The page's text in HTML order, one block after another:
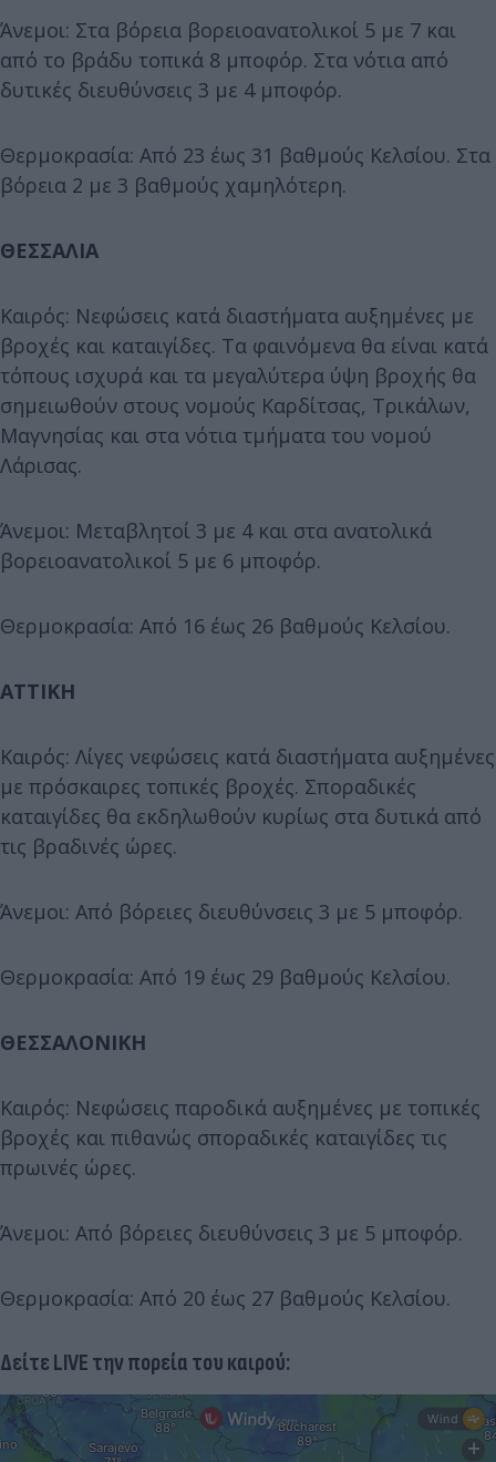
Άνεμοι: Στα βόρεια βορειοανατολικοί 5 με 7 και
από το βράδυ τοπικά 8 μποφόρ. Στα νότια από
δυτικές διευθύνσεις 3 με 4 μποφόρ.
Θερμοκρασία: Από 23 έως 31 βαθμούς Κελσίου. Στα
βόρεια 2 με 3 βαθμούς χαμηλότερη.
ΘΕΣΣΑΛΙΑ
Καιρός: Νεφώσεις κατά διαστήματα αυξημένες με
βροχές και καταιγίδες. Τα φαινόμενα θα είναι κατά
τόπους ισχυρά και τα μεγαλύτερα ύψη βροχής θα
σημειωθούν στους νομούς Καρδίτσας, Τρικάλων,
Μαγνησίας και στα νότια τμήματα του νομού
Λάρισας.
Άνεμοι: Μεταβλητοί 3 με 4 και στα ανατολικά
βορειοανατολικοί 5 με 6 μποφόρ.
Θερμοκρασία: Από 16 έως 26 βαθμούς Κελσίου.
ΑΤΤΙΚΗ
Καιρός: Λίγες νεφώσεις κατά διαστήματα αυξημένες
με πρόσκαιρες τοπικές βροχές. Σποραδικές
καταιγίδες θα εκδηλωθούν κυρίως στα δυτικά από
τις βραδινές ώρες.
Άνεμοι: Από βόρειες διευθύνσεις 3 με 5 μποφόρ.
Θερμοκρασία: Από 19 έως 29 βαθμούς Κελσίου.
ΘΕΣΣΑΛΟΝΙΚΗ
Καιρός: Νεφώσεις παροδικά αυξημένες με τοπικές
βροχές και πιθανώς σποραδικές καταιγίδες τις
πρωινές ώρες.
Άνεμοι: Από βόρειες διευθύνσεις 3 με 5 μποφόρ.
Θερμοκρασία: Από 20 έως 27 βαθμούς Κελσίου.
Δείτε LIVE την πορεία του καιρού: